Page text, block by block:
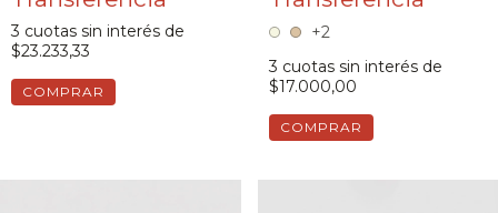
3 cuotas sin interés de
$23.233,33
COMPRAR
+2
3 cuotas sin interés de
$17.000,00
COMPRAR